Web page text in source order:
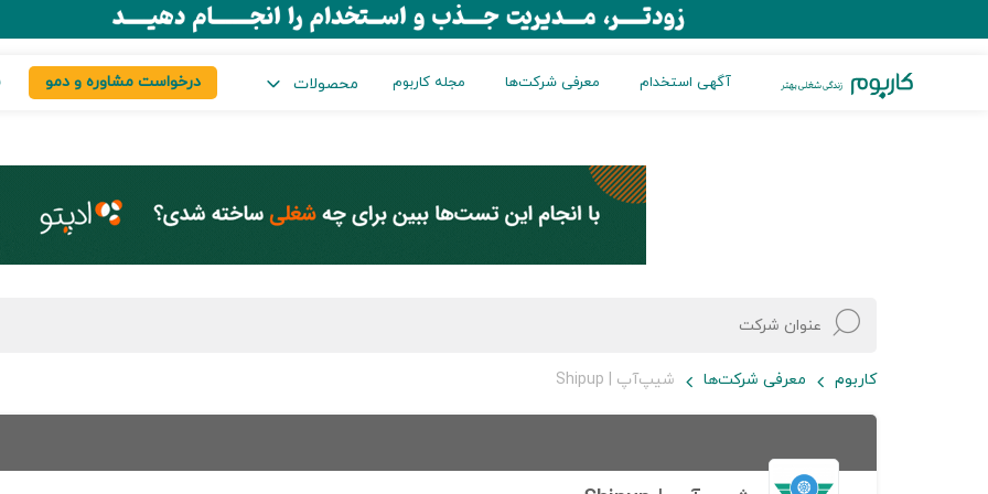
آگهی استخدام معرفی شرکت‌ها مجله کاربوم محصولات درخواست مشاوره و دمو
کاربوم معرفی شرکت‌ها شیپ‌آپ | Shipup